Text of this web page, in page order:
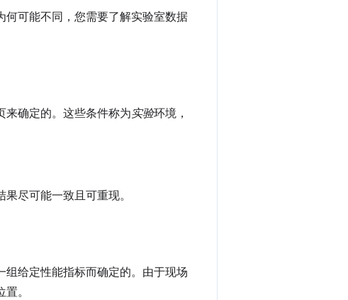
可能不同，您需要了解实验室数据
来确定的。这些条件称为实验环境，
尽可能一致且可重现。
给定性能指标而确定的。由于现场
。